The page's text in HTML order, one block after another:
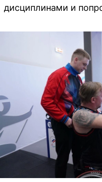
дисциплинами и